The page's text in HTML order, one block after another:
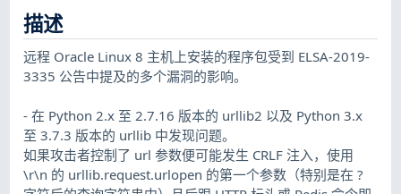
描述
远程 Oracle Linux 8 主机上安装的程序包受到 ELSA-2019-
3335 公告中提及的多个漏洞的影响。
- 在 Python 2.x 至 2.7.16 版本的 urllib2 以及 Python 3.x
至 3.7.3 版本的 urllib 中发现问题。
如果攻击者控制了 url 参数便可能发生 CRLF 注入，使用
\r\n 的 urllib.request.urlopen 的第一个参数（特别是在 ?